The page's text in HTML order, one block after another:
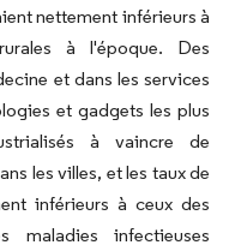
nettement inférieurs à
à l'époque. Des
et dans les services
et gadgets les plus
à vaincre de
les villes, et les taux de
inférieurs à ceux des
maladies infectieuses